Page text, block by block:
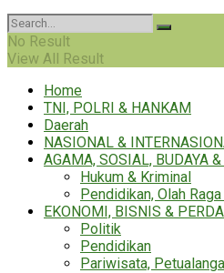
No Result
View All Result
Home
TNI, POLRI & HANKAM
Daerah
NASIONAL &
AGAMA, SOSIAL, BUDAYA
Hukum & Kriminal
Pendidikan, Olah
EKONOMI, BISNIS &
Politik
Pendidikan
Pariwisata,